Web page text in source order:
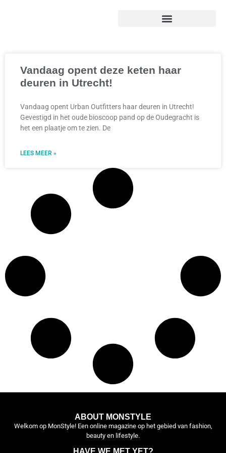
Vandaag opent deze keten haar
deuren in Utrecht!
Vandaag opent Urban Outfitters haar deuren in Utrecht!
Gevestigd in het oude bioscoop pand op de Oudegracht is
het een plaatje om te zien. De
LEES MEER »
ABOUT MONSTYLE
Welkom op MonStyle! Een online magazine op het gebied van fashion,
beauty en lifestyle.